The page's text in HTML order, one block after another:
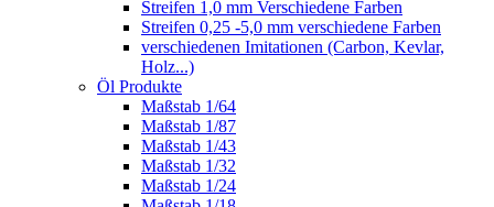
Streifen 1,0 mm Verschiedene Farben
Streifen 0,25 -5,0 mm verschiedene Farben
verschiedenen Imitationen (Carbon, Kevlar,
Holz...)
Öl Produkte
Maßstab 1/64
Maßstab 1/87
Maßstab 1/43
Maßstab 1/32
Maßstab 1/24